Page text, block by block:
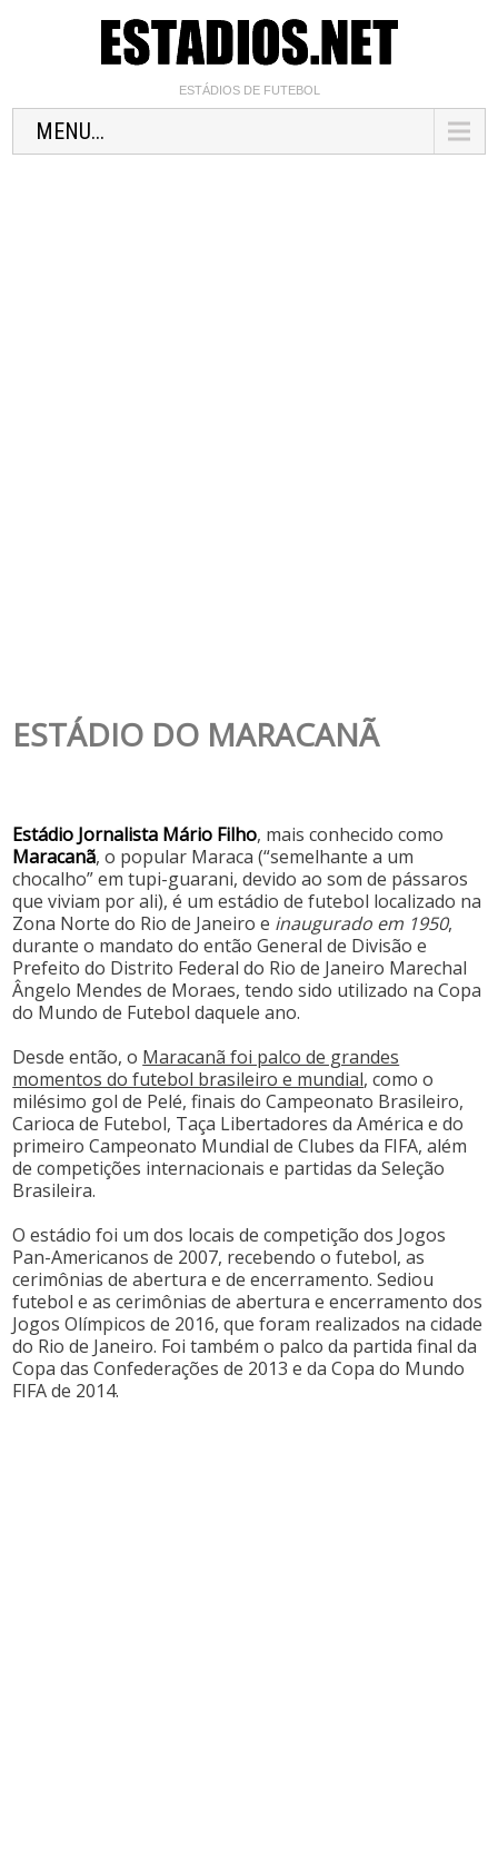
ESTÁDIOS DE FUTEBOL
MENU...
ESTÁDIO DO MARACANÃ
Estádio Jornalista Mário Filho, mais conhecido como
Maracanã, o popular Maraca (“semelhante a um
chocalho” em tupi-guarani, devido ao som de pássaros
que viviam por ali), é um estádio de futebol localizado na
Zona Norte do Rio de Janeiro e inaugurado em 1950,
durante o mandato do então General de Divisão e
Prefeito do Distrito Federal do Rio de Janeiro Marechal
Ângelo Mendes de Moraes, tendo sido utilizado na Copa
do Mundo de Futebol daquele ano.
Desde então, o Maracanã foi palco de grandes
momentos do futebol brasileiro e mundial, como o
milésimo gol de Pelé, finais do Campeonato Brasileiro,
Carioca de Futebol, Taça Libertadores da América e do
primeiro Campeonato Mundial de Clubes da FIFA, além
de competições internacionais e partidas da Seleção
Brasileira.
O estádio foi um dos locais de competição dos Jogos
Pan-Americanos de 2007, recebendo o futebol, as
cerimônias de abertura e de encerramento. Sediou
futebol e as cerimônias de abertura e encerramento dos
Jogos Olímpicos de 2016, que foram realizados na cidade
do Rio de Janeiro. Foi também o palco da partida final da
Copa das Confederações de 2013 e da Copa do Mundo
FIFA de 2014.